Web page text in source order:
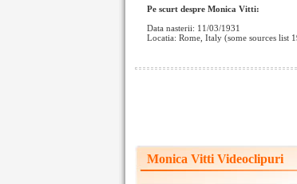
Pe scurt despre Monica Vitti:
Data nasterii: 11/03/1931
Locatia: Rome, Italy (some sources list
Monica Vitti Videoclipuri